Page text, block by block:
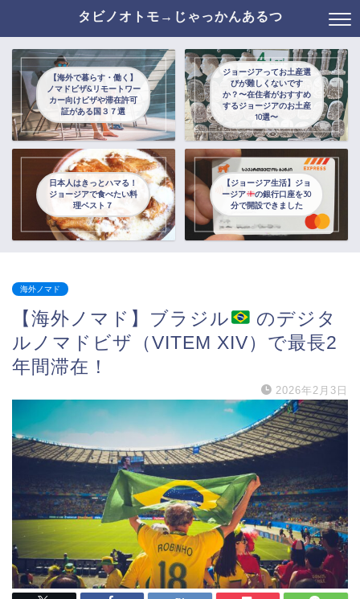
タビノオトモ→じゃっかんあるつ
【海外で暮らす・働く】
ノマドビザ&リモートワー
カー向けビザや滞在許可
証がある国３７選
ジョージアってお土産選
びが難しくないです
か？〜在住者がおすすめ
するジョージアのお土産
10選〜
日本人はきっとハマる！
ジョージアで食べたい料
理ベスト７
【ジョージア生活】ジョ
ージア
の銀行口座を30
分で開設できました
海外ノマド
【海外ノマド】ブラジル
のデジタ
ルノマドビザ（VITEM XIV）で最長2
年間滞在！
2026年2月3日